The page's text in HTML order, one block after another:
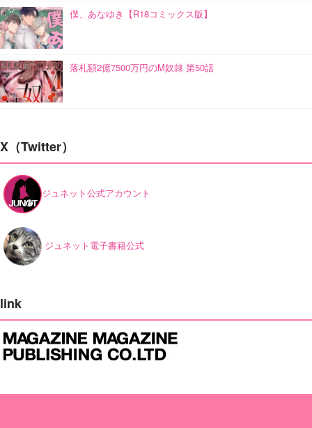
僕、あなゆき【R18コミックス版】
落札額2億7500万円のM奴隷 第50話
X（Twitter）
ジュネット公式アカウント
ジュネット電子書籍公式
link